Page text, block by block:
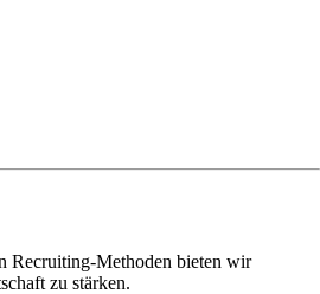
Recruiting-Methoden bieten wir
zu stärken.